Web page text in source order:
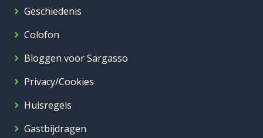
Geschiedenis
Colofon
Bloggen voor Sargasso
Privacy/Cookies
Huisregels
Gastbijdragen